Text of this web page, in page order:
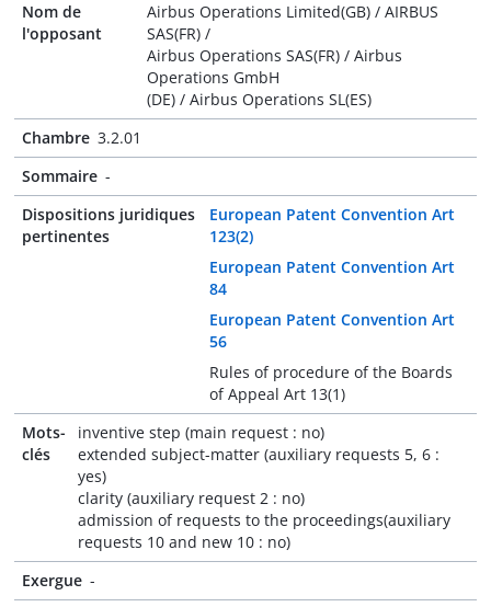
Nom de
l'opposant
Airbus Operations Limited(GB) / AIRBUS
SAS(FR) /
Airbus Operations SAS(FR) / Airbus
Operations GmbH
(DE) / Airbus Operations SL(ES)
Chambre 3.2.01
Sommaire -
Dispositions juridiques
pertinentes
European Patent Convention Art
123(2)
European Patent Convention Art
84
European Patent Convention Art
56
Rules of procedure of the Boards
of Appeal Art 13(1)
Mots-
clés
inventive step (main request : no)
extended subject-matter (auxiliary requests 5, 6 :
yes)
clarity (auxiliary request 2 : no)
admission of requests to the proceedings(auxiliary
requests 10 and new 10 : no)
Exergue -